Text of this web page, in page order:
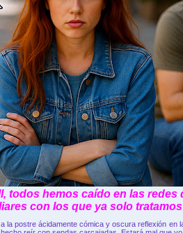
todos hemos caído en las
con los que ya solo
la postre ácidamente cómica y oscura reflexión en